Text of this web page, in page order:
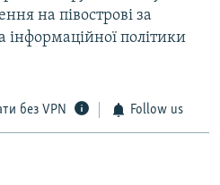
на півострові за
інформаційної політики
без VPN Follow us